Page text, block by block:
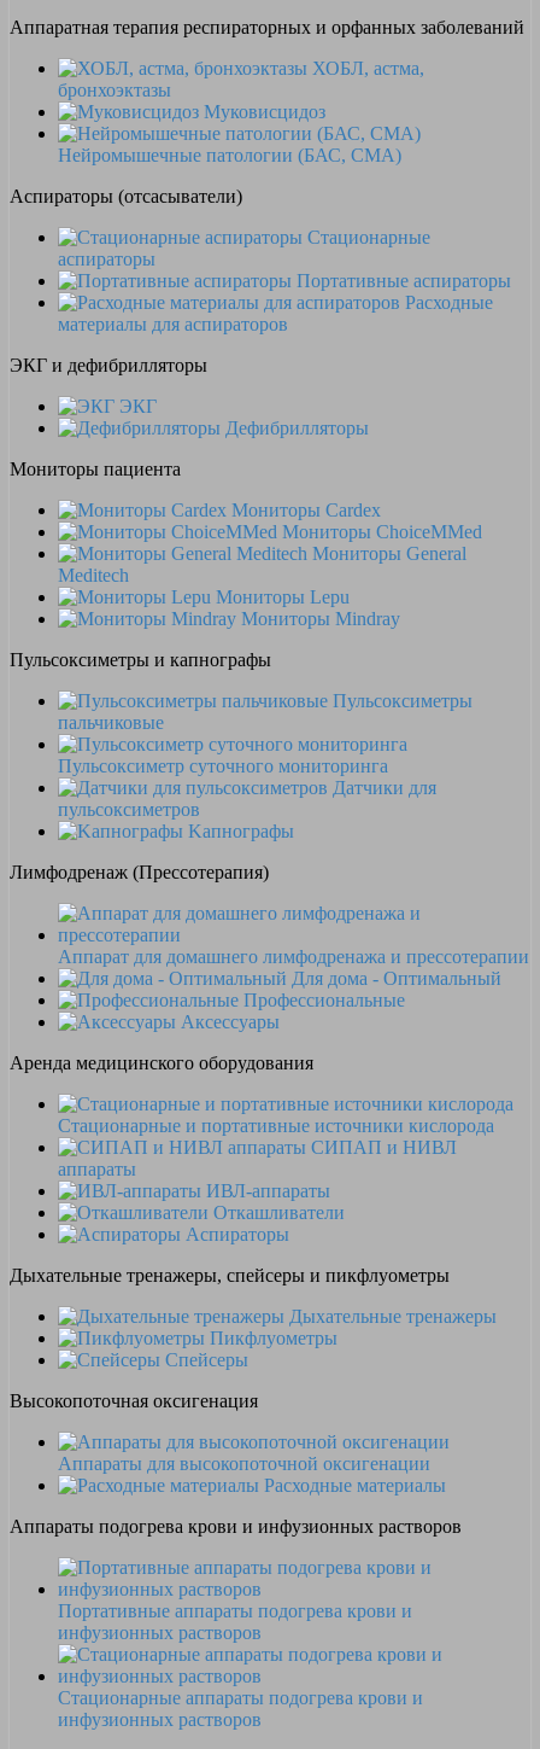
Аппаратная терапия респираторных и орфанных заболеваний
ХОБЛ, астма,
бронхоэктазы
Муковисцидоз
Нейромышечные патологии (БАС, СМА)
Аспираторы (отсасыватели)
Стационарные
аспираторы
Портативные аспираторы
Расходные
материалы для аспираторов
ЭКГ и дефибрилляторы
ЭКГ
Дефибрилляторы
Мониторы пациента
Мониторы Cardex
Мониторы ChoiceMMed
Мониторы General
Meditech
Мониторы Lepu
Мониторы Mindray
Пульсоксиметры и капнографы
Пульсоксиметры
пальчиковые
Пульсоксиметр суточного мониторинга
Датчики для
пульсоксиметров
Kапнографы
Лимфодренаж (Прессотерапия)
Аппарат для домашнего лимфодренажа и прессотерапии
Для дома - Оптимальный
Профессиональные
Аксессуары
Аренда медицинского оборудования
Стационарные и портативные источники кислорода
СИПАП и НИВЛ
аппараты
ИВЛ-аппараты
Откашливатели
Аспираторы
Дыхательные тренажеры, спейсеры и пикфлуометры
Дыхательные тренажеры
Пикфлуометры
Спейсеры
Высокопоточная оксигенация
Аппараты для высокопоточной оксигенации
Расходные материалы
Аппараты подогрева крови и инфузионных растворов
Портативные аппараты подогрева крови и
инфузионных растворов
Стационарные аппараты подогрева крови и
инфузионных растворов